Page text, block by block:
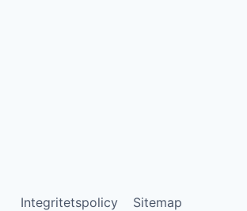
Integritetspolicy Sitemap